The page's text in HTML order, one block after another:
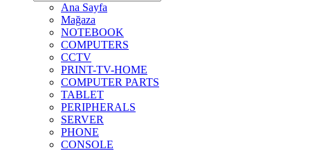
Ana Sayfa
Mağaza
NOTEBOOK
COMPUTERS
CCTV
PRINT-TV-HOME
COMPUTER PARTS
TABLET
PERIPHERALS
SERVER
PHONE
CONSOLE